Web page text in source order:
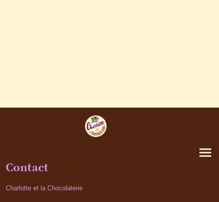
Contact
Charlotte et la Chocolaterie